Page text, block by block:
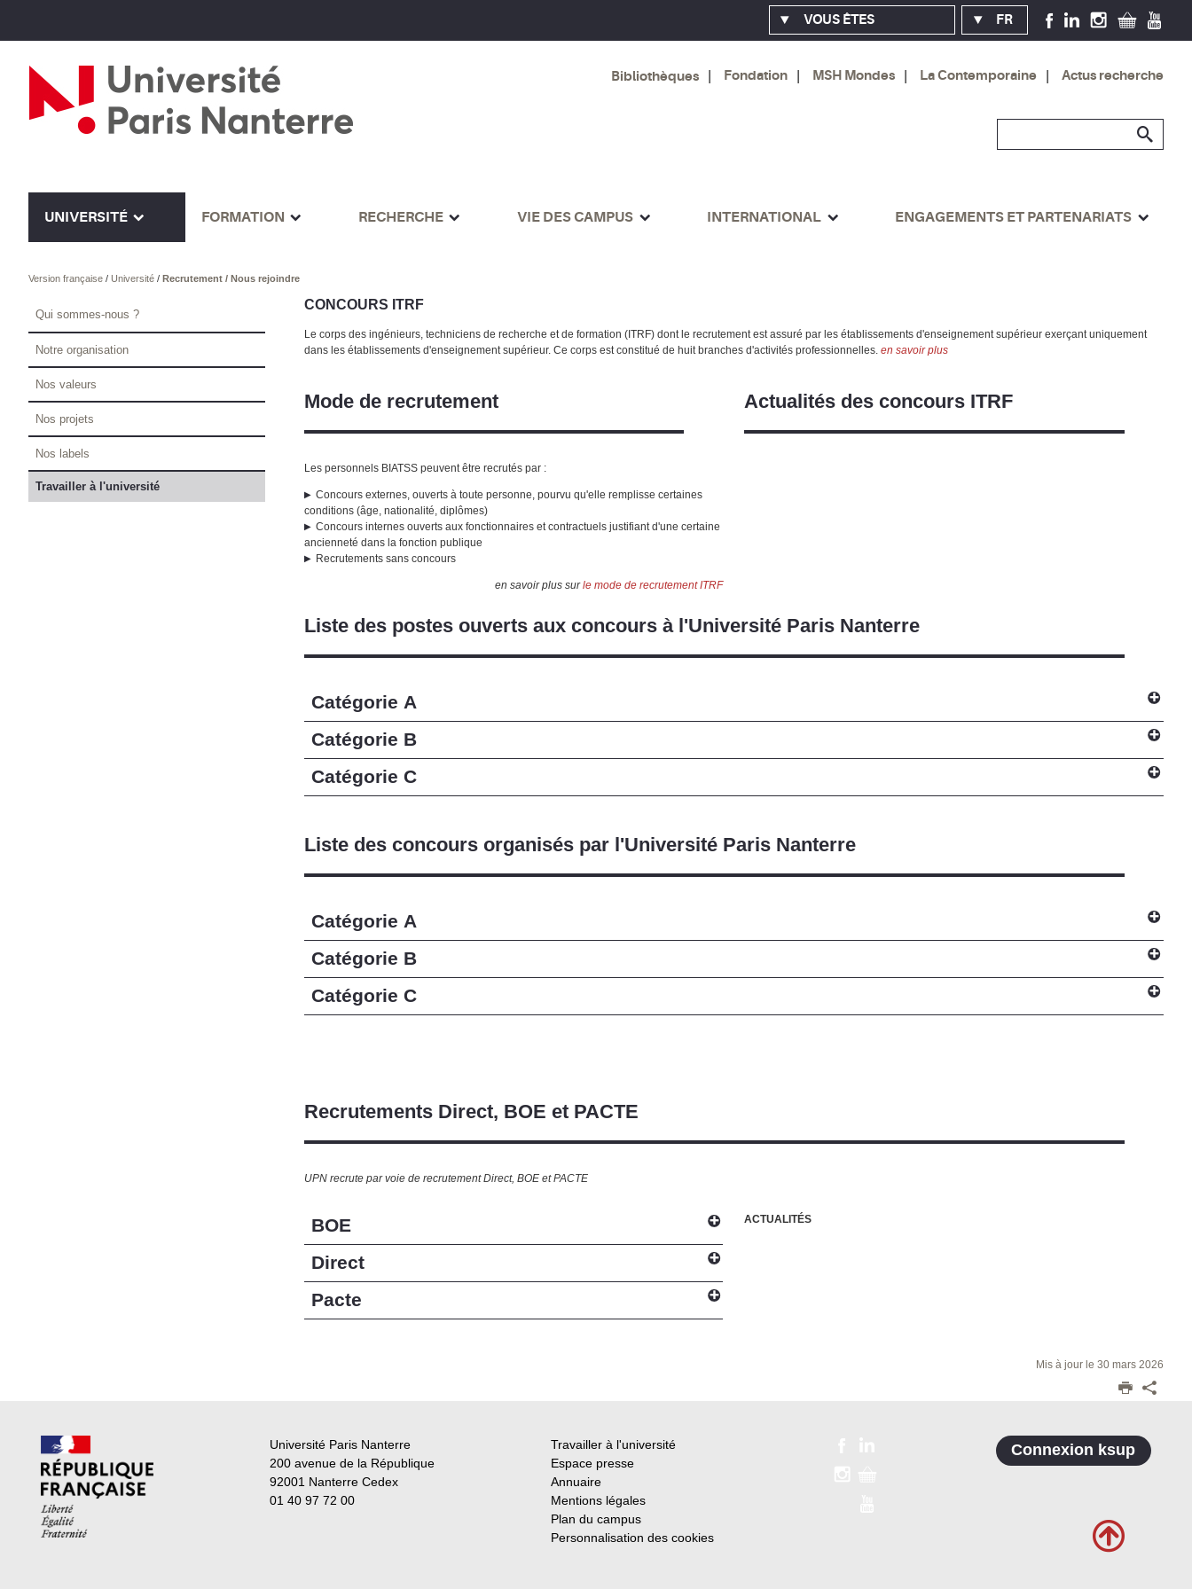
VOUS ÊTES FR
Bibliothèques Fondation MSH Mondes La Contemporaine Actus recherche
UNIVERSITÉ FORMATION RECHERCHE VIE DES CAMPUS INTERNATIONAL ENGAGEMENTS ET PARTENARIATS
Version française/ Université/ Recrutement / Nous rejoindre
CONCOURS ITRF
Le corps des ingénieurs, techniciens de recherche et de formation (ITRF) dont le recrutement est assuré par les établissements d'enseignement supérieur exerçant uniquement
dans les établissements d'enseignement supérieur. Ce corps est constitué de huit branches d'activités professionnelles.en savoir plus
Mode de recrutement
Les personnels BIATSS peuvent être recrutés par :
Concours externes, ouverts à toute personne, pourvu qu'elle remplisse certaines
conditions (âge, nationalité, diplômes)
Concours internes ouverts aux fonctionnaires et contractuels justifiant d'une certaine
ancienneté dans la fonction publique
Recrutements sans concours
en savoir plus surle mode de recrutement ITRF
Actualités des concours ITRF
Liste des postes ouverts aux concours à l'Université Paris Nanterre
Catégorie A
Catégorie B
Catégorie C
Liste des concours organisés par l'Université Paris Nanterre
Catégorie A
Catégorie B
Catégorie C
Recrutements Direct, BOE et PACTE
UPN recrute par voie de recrutement Direct, BOE et PACTE
BOE
Direct
Pacte
ACTUALITÉS
Mis à jour le 30 mars 2026
Qui sommes-nous ?
Notre organisation
Nos valeurs
Nos projets
Nos labels
Travailler à l'université
Université Paris Nanterre
200 avenue de la République
92001 Nanterre Cedex
01 40 97 72 00
Travailler à l'université
Espace presse
Annuaire
Mentions légales
Plan du campus
Personnalisation des cookies
Connexion ksup